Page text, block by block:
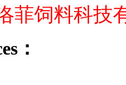
菲饲料科技
：